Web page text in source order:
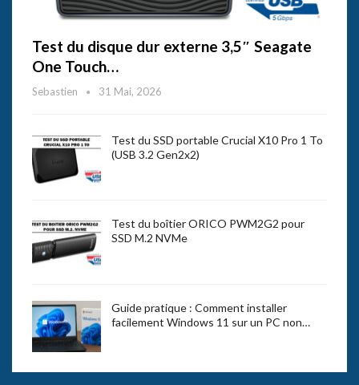
Test du disque dur externe 3,5″ Seagate
One Touch…
Sebastien 31 Mai, 2026
Test du SSD portable Crucial X10 Pro 1 To
(USB 3.2 Gen2x2)
Test du boîtier ORICO PWM2G2 pour
SSD M.2 NVMe
Guide pratique : Comment installer
facilement Windows 11 sur un PC non…